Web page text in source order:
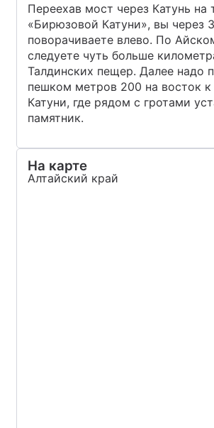
Переехав мост через Катунь на
«Бирюзовой Катуни», вы через
поворачиваете влево. По
следуете чуть больше
Талдинских пещер. Далее надо
пешком метров 200 на восток
Катуни, где рядом с гротами
памятник.
На карте
Алтайский край